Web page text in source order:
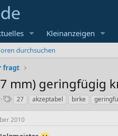
Kleinanzeigen
durchsuchen
fragt
mm) geringfügig
S
h
27 akzeptabel birke
2010